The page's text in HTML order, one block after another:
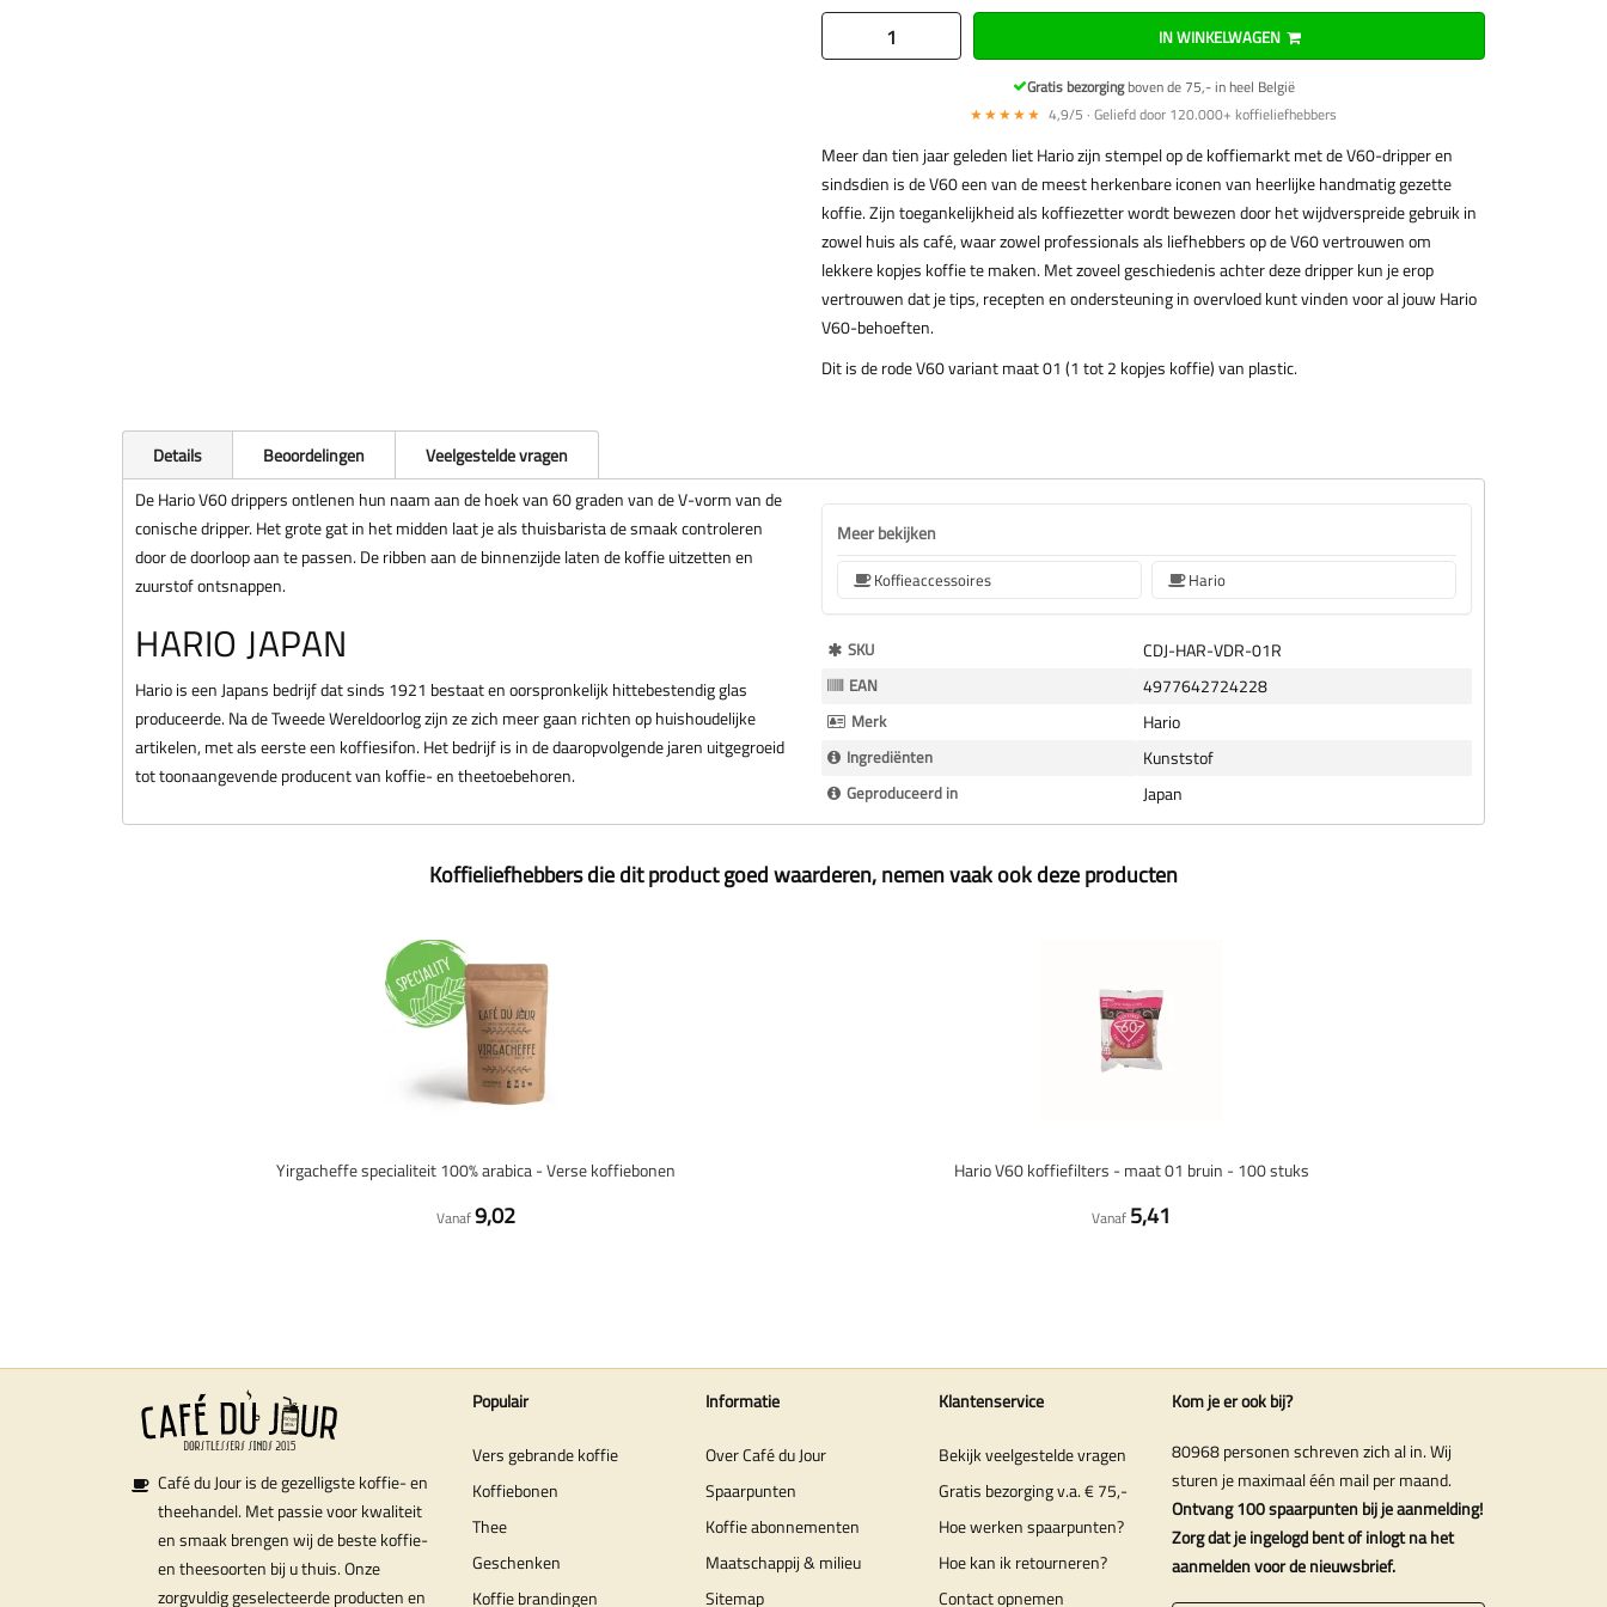
IN WINKELWAGEN
Gratis bezorgingboven de 75,- in heel België
★★★★★ 4,9/5 · Geliefd door 120.000+ koffieliefhebbers
Meer dan tien jaar geleden liet Hario zijn stempel op de koffiemarkt met de V60-dripper en
sindsdien is de V60 een van de meest herkenbare iconen van heerlijke handmatig gezette
koffie. Zijn toegankelijkheid als koffiezetter wordt bewezen door het wijdverspreide gebruik in
zowel huis als café, waar zowel professionals als liefhebbers op de V60 vertrouwen om
lekkere kopjes koffie te maken. Met zoveel geschiedenis achter deze dripper kun je erop
vertrouwen dat je tips, recepten en ondersteuning in overvloed kunt vinden voor al jouw Hario
V60-behoeften.
Dit is de rode V60 variant maat 01 (1 tot 2 kopjes koffie) van plastic.
Details Beoordelingen
Veelgestelde vragen
De Hario V60 drippers ontlenen hun naam aan de hoek van 60 graden van de V-vorm van de
conische dripper. Het grote gat in het midden laat je als thuisbarista de smaak controleren
door de doorloop aan te passen. De ribben aan de binnenzijde laten de koffie uitzetten en
zuurstof ontsnappen.
HARIO JAPAN
Hario is een Japans bedrijf dat sinds 1921 bestaat en oorspronkelijk hittebestendig glas
produceerde. Na de Tweede Wereldoorlog zijn ze zich meer gaan richten op huishoudelijke
artikelen, met als eerste een koffiesifon. Het bedrijf is in de daaropvolgende jaren uitgegroeid
tot toonaangevende producent van koffie- en theetoebehoren.
Meer bekijken
Koffieaccessoires Hario
Meer
Informatie
SKU CDJ-HAR-VDR-01R
EAN 4977642724228
Merk Hario
Ingrediënten Kunststof
Geproduceerd in Japan
Koffieliefhebbers die dit product goed waarderen, nemen vaak ook deze producten
Yirgacheffe specialiteit 100% arabica - Verse koffiebonen
Vanaf9,02
Hario V60 koffiefilters - maat 01 bruin - 100 stuks
Vanaf 5,41
Café du Jour is de gezelligste koffie- en
theehandel. Met passie voor kwaliteit
en smaak brengen wij de beste koffie-
en theesoorten bij u thuis. Onze
zorgvuldig geselecteerde producten en
Populair
Vers gebrande koffie
Koffiebonen
Thee
Geschenken
Koffie brandingen
Informatie
Over Café du Jour
Spaarpunten
Koffie abonnementen
Maatschappij & milieu
Sitemap
Klantenservice
Bekijk veelgestelde vragen
Gratis bezorging v.a. € 75,-
Hoe werken spaarpunten?
Hoe kan ik retourneren?
Contact opnemen
Kom je er ook bij?
80968 personen schreven zich al in. Wij
sturen je maximaal één mail per maand.
Ontvang 100 spaarpunten bij je aanmelding!
Zorg dat je ingelogd bent of inlogt na het
aanmelden voor de nieuwsbrief.